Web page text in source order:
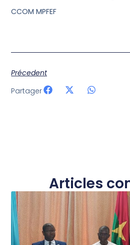
CCOM MPFEF
Précedent
Partager
Articles